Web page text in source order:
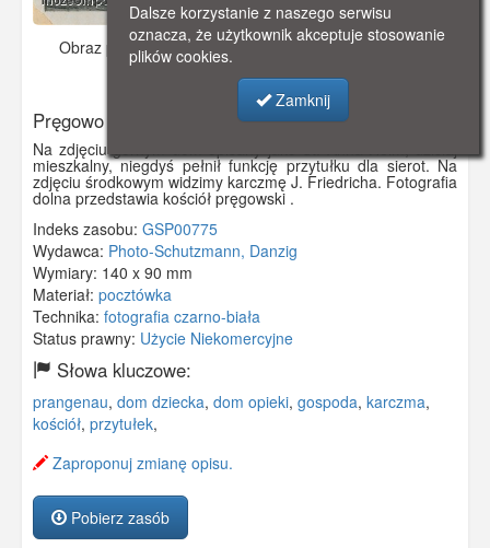
Obraz pochodzi zok. 1930 r.Dodano: 2019-10-27 18:03
Wyświetlono: 3647
Pręgowo
Na zdjęciu górnym dom opisany jako St. Anna-Heim, dzisiaj
mieszkalny, niegdyś pełnił funkcję przytułku dla sierot. Na
zdjęciu środkowym widzimy karczmę J. Friedricha. Fotografia
dolna przedstawia kościół pręgowski .
Indeks zasobu: GSP00775
Wydawca: Photo-Schutzmann, Danzig
Wymiary: 140 x 90 mm
Materiał: pocztówka
Technika: fotografia czarno-biała
Status prawny: Użycie Niekomercyjne
Słowa kluczowe:
prangenau, dom dziecka, dom opieki, gospoda, karczma,
kościół, przytułek,
Zaproponuj zmianę opisu.
Pobierz zasób
Dalsze korzystanie z naszego serwisu
oznacza, że użytkownik akceptuje stosowanie
plików cookies.
Zamknij